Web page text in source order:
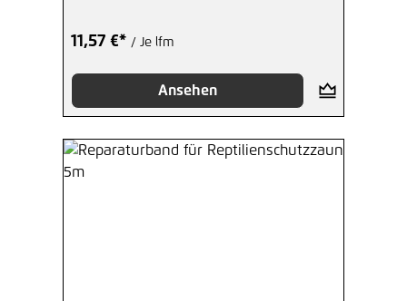
11,57 €* / Je lfm
Ansehen